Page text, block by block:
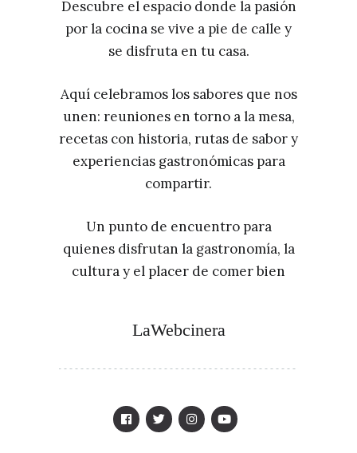
Descubre el espacio donde la pasión
por la cocina se vive a pie de calle y
se disfruta en tu casa.
Aquí celebramos los sabores que nos
unen: reuniones en torno a la mesa,
recetas con historia, rutas de sabor y
experiencias gastronómicas para
compartir.
Un punto de encuentro para
quienes disfrutan la gastronomía, la
cultura y el placer de comer bien
LaWebcinera